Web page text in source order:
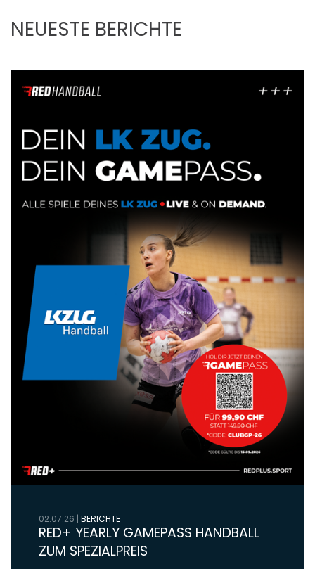
NEUESTE BERICHTE
02.07.26 | BERICHTE
RED+ YEARLY GAMEPASS HANDBALL
ZUM SPEZIALPREIS